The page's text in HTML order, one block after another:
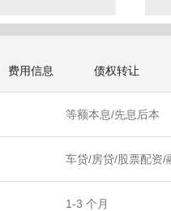
费用信息 债权转让
等额本息/先息后本
车贷/房贷/股票配资/
1-3 个月